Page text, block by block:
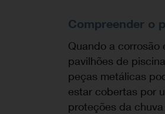
Compreender o
Quando a corrosão
pavilhões de
peças metálicas
estar cobertas por
proteções da